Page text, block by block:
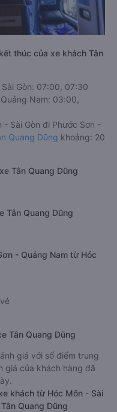
thúc của xe khách Tân
Gòn: 07:00, 07:30
Nam: 03:00,
Sài Gòn đi Phước Sơn -
Quang Dũng khoảng: 20
Tân Quang Dũng
Tân Quang Dũng
- Quảng Nam từ Hóc
Tân Quang Dũng
giá với số điểm trung
giá của khách hàng đã
khách từ Hóc Môn - Sài
Quang Dũng